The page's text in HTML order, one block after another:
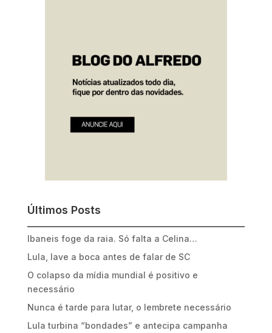
Últimos Posts
Ibaneis foge da raia. Só falta a Celina…
Lula, lave a boca antes de falar de SC
O colapso da mídia mundial é positivo e
necessário
Nunca é tarde para lutar, o lembrete necessário
Lula turbina “bondades” e antecipa campanha